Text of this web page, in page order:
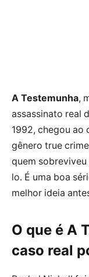
A Testemunha,
assassinato real
1992, chegou ao
gênero true
quem
lo. É uma boa
melhor ideia
O que é A
caso real